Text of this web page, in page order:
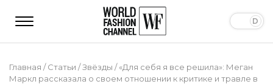
Главная /Статьи /Звёзды /«Для себя я все решила»: Меган
Маркл рассказала о своем отношении к критике и травле в